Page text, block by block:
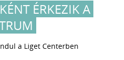
ÉRKEZIK A
a Liget Centerben